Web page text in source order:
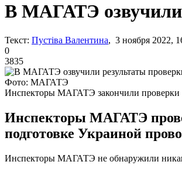
В МАГАТЭ озвучили
Текст: Пустіва Валентина, 3 ноября 2022,
0
3835
Фото: МАГАТЭ
Инспекторы МАГАТЭ закончили проверки
Инспекторы МАГАТЭ
подготовке Украиной
Инспекторы МАГАТЭ не обнаружили